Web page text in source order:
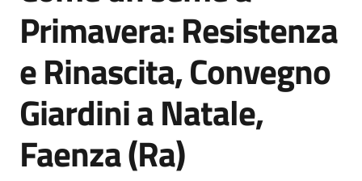
Natura
2000
Foreste
Primavera: Resistenza
e Rinascita, Convegno
Giardini a Natale,
Faenza (Ra)